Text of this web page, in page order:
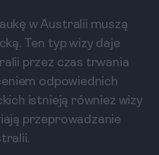
w Australii muszą
Ten typ wizy daje
przez czas trwania
odpowiednich
istnieją również wizy
przeprowadzanie